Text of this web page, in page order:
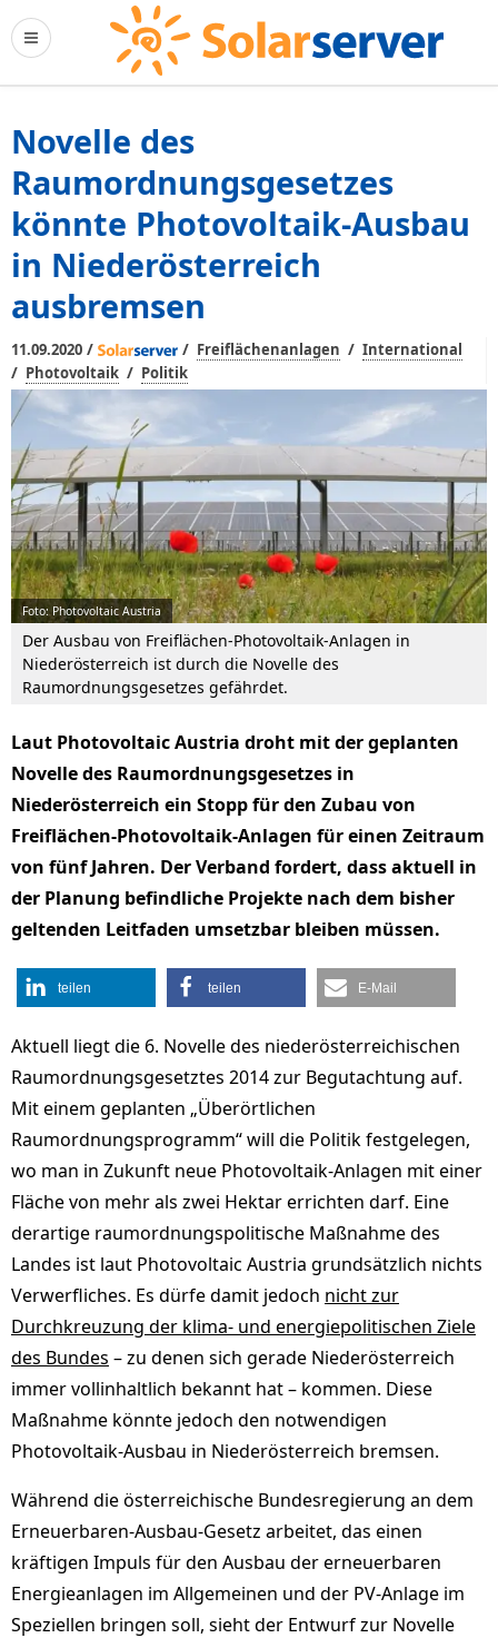
Novelle des
Raumordnungsgesetzes
könnte Photovoltaik-Ausbau
in Niederösterreich
ausbremsen
11.09.2020 / / Freiflächenanlagen / International
/ Photovoltaik / Politik
Foto: Photovoltaic Austria
Der Ausbau von Freiflächen-Photovoltaik-Anlagen in
Niederösterreich ist durch die Novelle des
Raumordnungsgesetzes gefährdet.
Laut Photovoltaic Austria droht mit der geplanten
Novelle des Raumordnungsgesetzes in
Niederösterreich ein Stopp für den Zubau von
Freiflächen-Photovoltaik-Anlagen für einen Zeitraum
von fünf Jahren. Der Verband fordert, dass aktuell in
der Planung befindliche Projekte nach dem bisher
geltenden Leitfaden umsetzbar bleiben müssen.
teilen teilen E-Mail
Aktuell liegt die 6. Novelle des niederösterreichischen
Raumordnungsgesetztes 2014 zur Begutachtung auf.
Mit einem geplanten „Überörtlichen
Raumordnungsprogramm“ will die Politik festgelegen,
wo man in Zukunft neue Photovoltaik-Anlagen mit einer
Fläche von mehr als zwei Hektar errichten darf. Eine
derartige raumordnungspolitische Maßnahme des
Landes ist laut Photovoltaic Austria grundsätzlich nichts
Verwerfliches. Es dürfe damit jedoch nicht zur
Durchkreuzung der klima- und energiepolitischen Ziele
des Bundes – zu denen sich gerade Niederösterreich
immer vollinhaltlich bekannt hat – kommen. Diese
Maßnahme könnte jedoch den notwendigen
Photovoltaik-Ausbau in Niederösterreich bremsen.
Während die österreichische Bundesregierung an dem
Erneuerbaren-Ausbau-Gesetz arbeitet, das einen
kräftigen Impuls für den Ausbau der erneuerbaren
Energieanlagen im Allgemeinen und der PV-Anlage im
Speziellen bringen soll, sieht der Entwurf zur Novelle